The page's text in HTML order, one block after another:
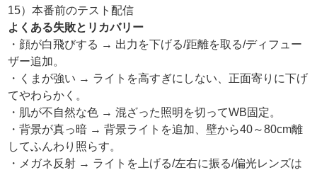
15）本番前のテスト配信
よくある失敗とリカバリー
・顔が白飛びする → 出力を下げる/距離を取る/ディフュー
ザー追加。
・くまが強い → ライトを高すぎにしない、正面寄りに下げ
てやわらかく。
・肌が不自然な色 → 混ざった照明を切ってWB固定。
・背景が真っ暗 → 背景ライトを追加、壁から40～80cm離
してふんわり照らす。
・メガネ反射 → ライトを上げる/左右に振る/偏光レンズは